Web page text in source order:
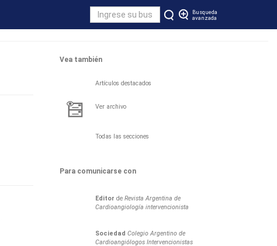
Busqueda
avanzada
Vea también
Artículos destacados
Ver archivo
Todas las secciones
Para comunicarse con
Editor de Revista Argentina de
Cardioangiología intervencionista
Sociedad Colegio Argentino de
Cardioangiólogos Intervencionistas